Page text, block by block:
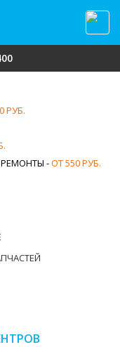
РУБ.
-ОТ 550 РУБ.